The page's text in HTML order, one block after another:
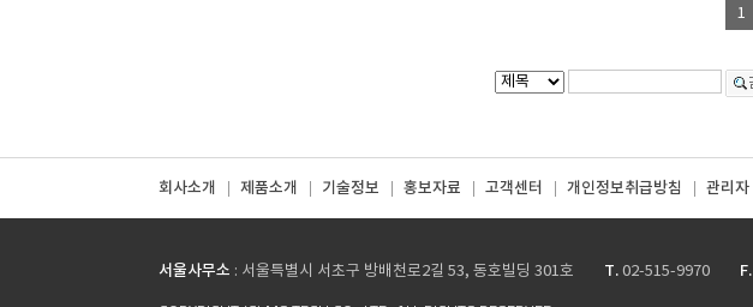
1
회사소개 제품소개 기술정보 홍보자료 고객센터 개인정보취급방침 관리자
서울사무소 : 서울특별시 서초구 방배천로2길 53, 동호빌딩 301호 T. 02-515-9970 F.